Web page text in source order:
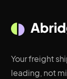
Your freight
leading, not